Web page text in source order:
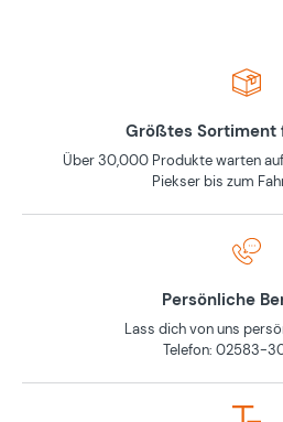
Größtes Sortiment
Über 30,000 Produkte warten
Piekser bis zum
Persönliche
Lass dich von uns
Telefon: 02583-